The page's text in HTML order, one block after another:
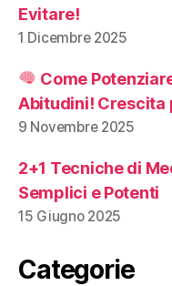
Evitare!
1 Dicembre 2025
Come
Abitudini! Crescita
9 Novembre 2025
2+1 Tecniche di
Semplici e Potenti
15 Giugno 2025
Categorie